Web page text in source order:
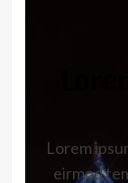
Lorem
eirmod